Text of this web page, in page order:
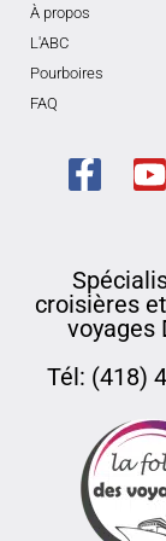
À propos
L'ABC
Pourboires
FAQ
croisières
voyages
Tél: (418)